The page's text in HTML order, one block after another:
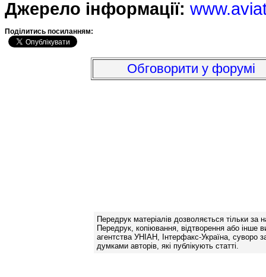
Джерело інформації:
Подiлитись посиланням:
Обговорити у форумі
Передрук матеріалів дозволяється тільки за
Передрук, копіювання, відтворення або інше
агентства УНІАН, Інтерфакс-Україна, суворо
думками авторів, які публікують статті.